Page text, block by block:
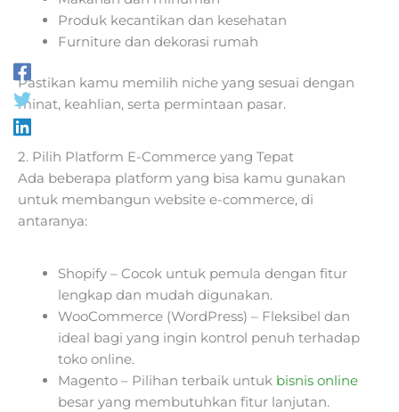
Produk kecantikan dan kesehatan
Furniture dan dekorasi rumah
Pastikan kamu memilih niche yang sesuai dengan
minat, keahlian, serta permintaan pasar.
2. Pilih Platform E-Commerce yang Tepat
Ada beberapa platform yang bisa kamu gunakan
untuk membangun website e-commerce, di
antaranya:
Shopify – Cocok untuk pemula dengan fitur
lengkap dan mudah digunakan.
WooCommerce (WordPress) – Fleksibel dan
ideal bagi yang ingin kontrol penuh terhadap
toko online.
Magento – Pilihan terbaik untuk bisnis online
besar yang membutuhkan fitur lanjutan.